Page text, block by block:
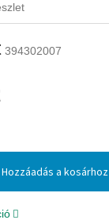
394302007
Hozzáadás a kosárhoz